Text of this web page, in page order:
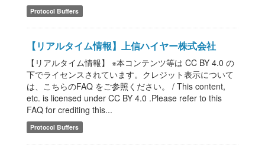
Protocol Buffers
【リアルタイム情報】上信ハイヤー株式会社
【リアルタイム情報】 ※本コンテンツ等は CC BY 4.0 の
下でライセンスされています。クレジット表示について
は、こちらのFAQ をご参照ください。 / This content,
etc. is licensed under CC BY 4.0 .Please refer to this
FAQ for crediting this...
Protocol Buffers